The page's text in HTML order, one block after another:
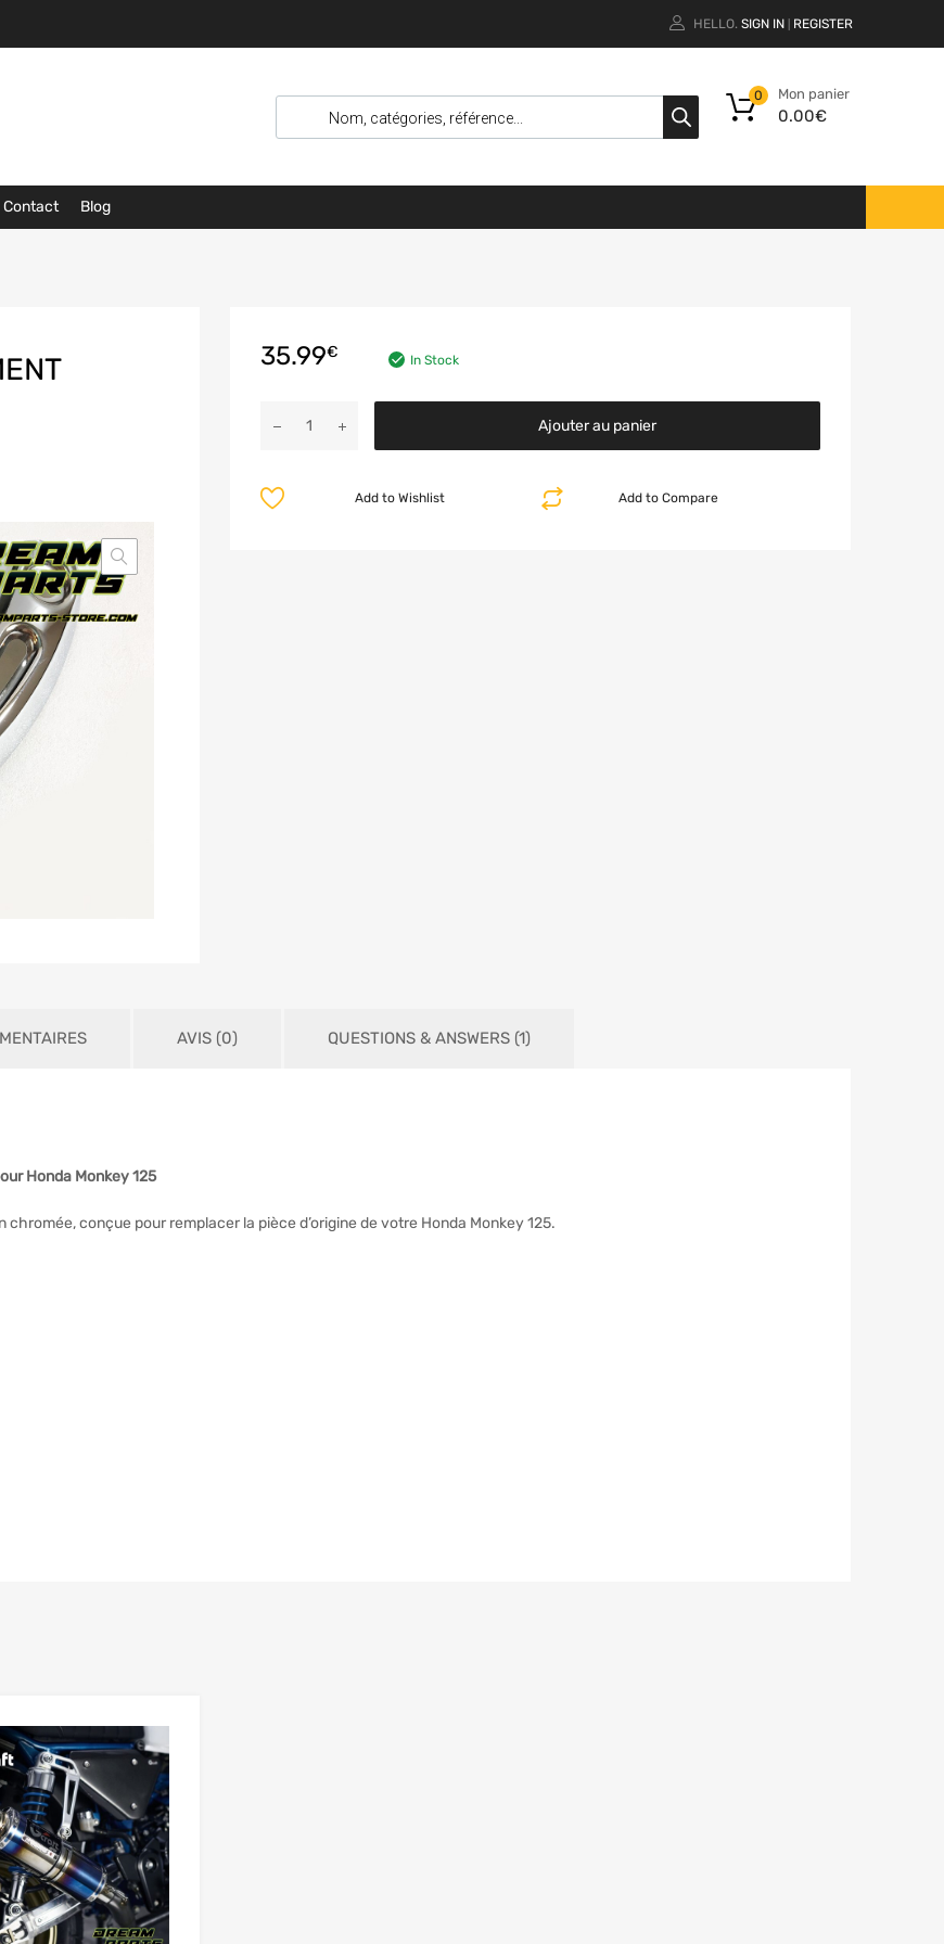
HELLO. SIGN IN REGISTER
Mon panier
0.00€
0
Contact Blog
35.99€ In Stock
Ajouter au panier
Add to Compare
Add to Wishlist
AVIS (0) QUESTIONS & ANSWERS (1)
Honda Monkey 125
conçue pour remplacer la pièce d’origine de votre Honda Monkey 125.